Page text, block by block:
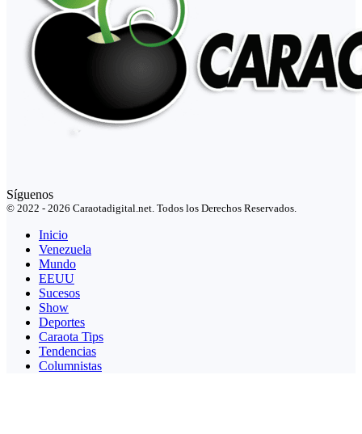
Síguenos
© 2022 - 2026 Caraotadigital.net. Todos los Derechos Reservados.
Inicio
Venezuela
Mundo
EEUU
Sucesos
Show
Deportes
Caraota Tips
Tendencias
Columnistas